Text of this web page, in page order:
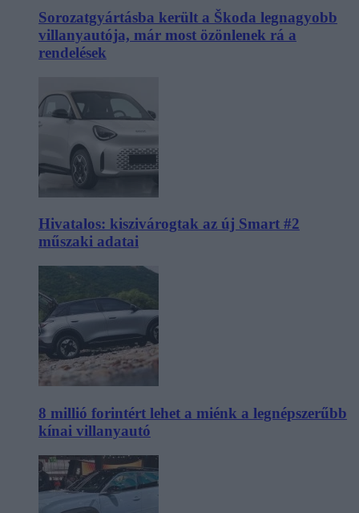
Sorozatgyártásba került a Škoda legnagyobb
villanyautója, már most özönlenek rá a
rendelések
Hivatalos: kiszivárogtak az új Smart #2
műszaki adatai
8 millió forintért lehet a miénk a legnépszerűbb
kínai villanyautó